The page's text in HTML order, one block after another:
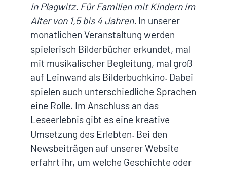
in Plagwitz. Für Familien mit Kindern im
Alter von 1,5 bis 4 Jahren. In unserer
monatlichen Veranstaltung werden
spielerisch Bilderbücher erkundet, mal
mit musikalischer Begleitung, mal groß
auf Leinwand als Bilderbuchkino. Dabei
spielen auch unterschiedliche Sprachen
eine Rolle. Im Anschluss an das
Leseerlebnis gibt es eine kreative
Umsetzung des Erlebten. Bei den
Newsbeiträgen auf unserer Website
erfahrt ihr, um welche Geschichte oder